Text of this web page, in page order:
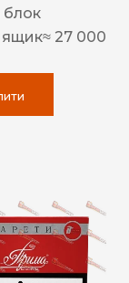
блок
ящик≈ 27 000